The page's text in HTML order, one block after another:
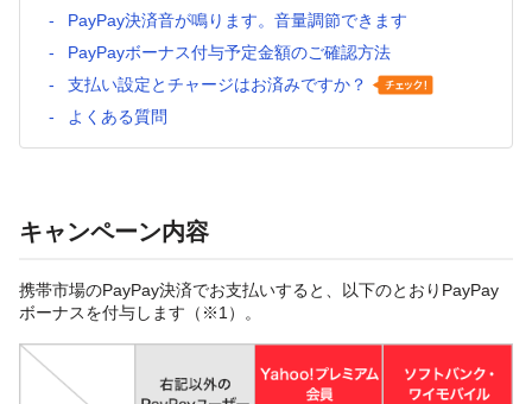
PayPay決済音が鳴ります。音量調節できます
PayPayボーナス付与予定金額のご確認方法
支払い設定とチャージはお済みですか？
よくある質問
キャンペーン内容
携帯市場のPayPay決済でお支払いすると、以下のとおりPayPay
ボーナスを付与します（※1）。